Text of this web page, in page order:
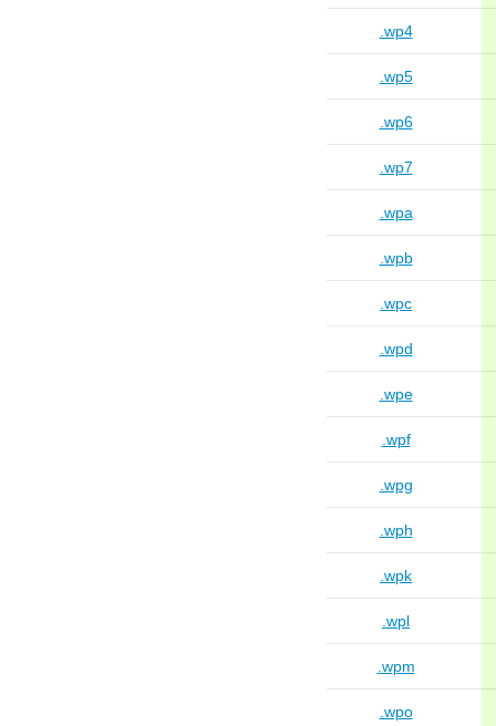
.wp4
.wp5
.wp6
.wp7
.wpa
.wpb
.wpc
.wpd
.wpe
.wpf
.wpg
.wph
.wpk
.wpl
.wpm
.wpo